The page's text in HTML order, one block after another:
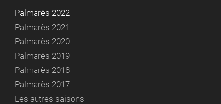
Palmarès 2022
Palmarès 2021
Palmarès 2020
Palmarès 2019
Palmarès 2018
Palmarès 2017
Les autres saisons